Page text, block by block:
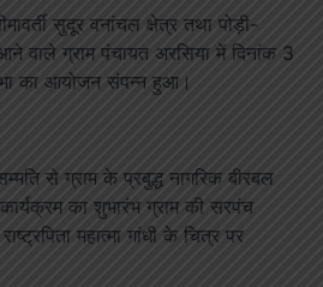
सुदूर वनांचल क्षेत्र तथा पोड़ी-
वाले ग्राम पंचायत अरसिया में दिनांक 3
का आयोजन संपन्न हुआ।
से ग्राम के प्रबुद्ध नागरिक बीरबल
का शुभारंभ ग्राम की सरपंच
महात्मा गांधी के चित्र पर